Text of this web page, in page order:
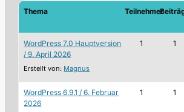
Thema Teilnehmer
WordPress 7.0 Hauptversion
/ 9. April 2026
Erstellt von: Magnus
1 1
WordPress 6.9.1 / 6. Februar
2026
1 1